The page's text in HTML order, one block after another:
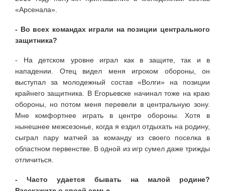
«Арсенала».
- Во всех командах играли на позиции центрального
защитника?
- На детском уровне играл как в защите, так и в
нападении. Отец видел меня игроком обороны, он
выступал за молодежный состав «Волги» на позиции
крайнего защитника. В Егорьевске начинал тоже на краю
обороны, но потом меня перевели в центральную зону.
Мне комфортнее играть в центре обороны. Хотя в
нынешнее межсезонье, когда я ездил отдыхать на родину,
сыграл пару матчей за команду из своего поселка в
областном первенстве. В одной из игр сумел даже трижды
отличиться.
- Часто удается бывать на малой родине?